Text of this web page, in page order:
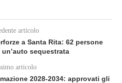
articolo
a Santa Rita: 62 persone
sequestrata
articolo
2028-2034: approvati gli